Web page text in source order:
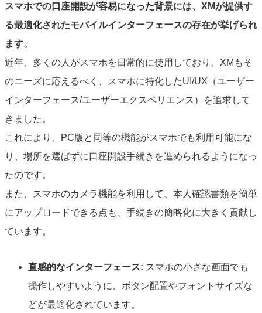
スマホでの口座開設が容易になった背景には、XMが提供す
る最適化されたモバイルインターフェースの存在が挙げられ
ます。
近年、多くの人がスマホを日常的に使用しており、XMもそ
のニーズに応えるべく、スマホに特化したUI/UX（ユーザー
インターフェース/ユーザーエクスペリエンス）を追求して
きました。
これにより、PC版と同等の機能がスマホでも利用可能にな
り、場所を選ばずに口座開設手続きを進められるようになっ
たのです。
また、スマホのカメラ機能を利用して、本人確認書類を簡単
にアップロードできる点も、手続きの簡略化に大きく貢献し
ています。
直感的なインターフェース: スマホの小さな画面でも
操作しやすいように、ボタン配置やフォントサイズな
どが最適化されています。